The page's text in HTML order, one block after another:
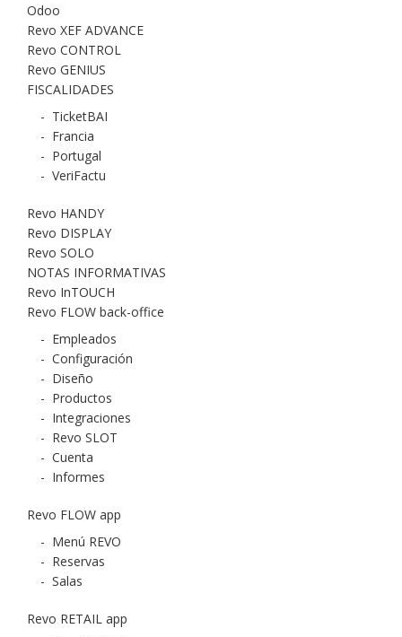
Odoo
Revo XEF ADVANCE
Revo CONTROL
Revo GENIUS
FISCALIDADES
- TicketBAI
- Francia
- Portugal
- VeriFactu
Revo HANDY
Revo DISPLAY
Revo SOLO
NOTAS INFORMATIVAS
Revo InTOUCH
Revo FLOW back-office
- Empleados
- Configuración
- Diseño
- Productos
- Integraciones
- Revo SLOT
- Cuenta
- Informes
Revo FLOW app
- Menú REVO
- Reservas
- Salas
Revo RETAIL app